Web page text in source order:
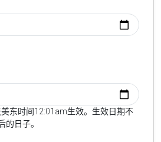
东时间12:01am生效。生效日期不
的日子。